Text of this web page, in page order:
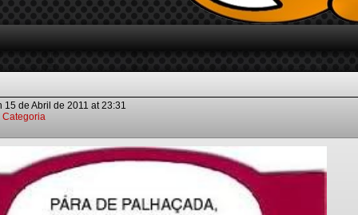
15 de Abril de 2011 at23:31
Categoria